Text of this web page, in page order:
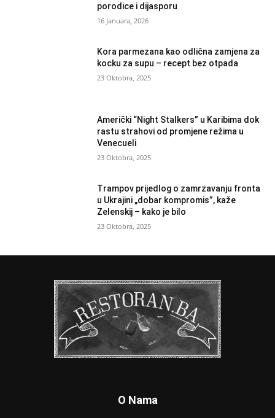
porodice i dijasporu
16 Januara, 2026
Kora parmezana kao odlična zamjena za
kocku za supu – recept bez otpada
23 Oktobra, 2025
Američki “Night Stalkers” u Karibima dok
rastu strahovi od promjene režima u
Venecueli
23 Oktobra, 2025
Trampov prijedlog o zamrzavanju fronta
u Ukrajini „dobar kompromis”, kaže
Zelenskij – kako je bilo
23 Oktobra, 2025
O Nama